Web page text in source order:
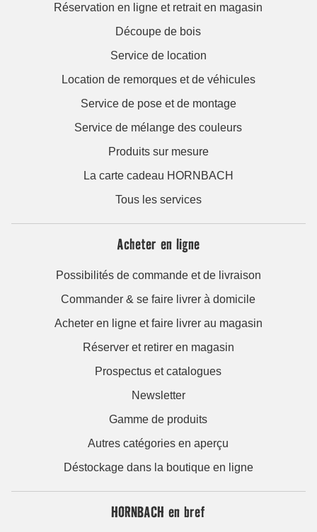
Réservation en ligne et retrait en magasin
Découpe de bois
Service de location
Location de remorques et de véhicules
Service de pose et de montage
Service de mélange des couleurs
Produits sur mesure
La carte cadeau HORNBACH
Tous les services
Acheter en ligne
Possibilités de commande et de livraison
Commander & se faire livrer à domicile
Acheter en ligne et faire livrer au magasin
Réserver et retirer en magasin
Prospectus et catalogues
Newsletter
Gamme de produits
Autres catégories en aperçu
Déstockage dans la boutique en ligne
HORNBACH en bref